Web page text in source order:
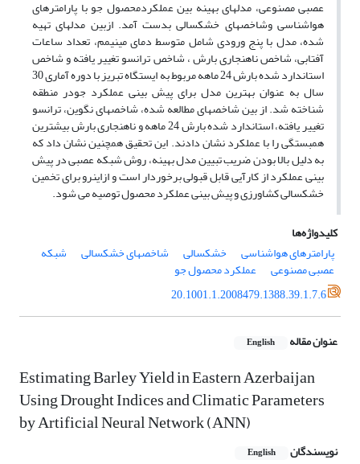
عصبی مصنوعی، مدلهای بهینه بین عملکردمحصول جو با پارامترهای
هواشناسی وشاخصهای خشکسالی بدست آمد. ازبین مدلهای تهیه
شده، مدل با پنج ورودی شامل متوسط دمای مینیمم، تعداد ساعات
آفتابی، شاخص ناهنجاری بارش ، شاخص ترانسو تغییر یافته و شاخص
استاندارد شده بارش 24 ماهه مربوط به ایستگاه تبریز با دوره آماری 30
سال به عنوان بهترین مدل برای پیش بینی عملکرد جودر منطقه
شناخته شد. از بین شاخصهای مطالعه شده، شاخصهای نگوین، ترانسو
تغییر یافته، استاندارد شده بارش 24 ماهه و ناهنجاری بارش بیشترین
همبستگی را با عملکرد نشان دادند. این تحقیق همچنین نشان داد که
به دلیل بالا بودن ضریب تبیین مدل بهینه، روش شبکه عصبی در پیش
بینی عملکرد از کارآیی قابل قبولی برخوردار است و ازاینرو برای تخمین
خشکسالی کشاورزی و پیش بینی عملکرد محصول توصیه می شود.
کلیدواژه‌ها
پارامترهای هواشناسی
خشکسالی شاخصهای خشکسالی شبکه
عصبی مصنوعی
عملکرد محصول جو
20.1001.1.2008479.1388.39.1.7.6
عنوان مقاله English
Estimating Barley Yield in Eastern Azerbaijan
Using Drought Indices and Climatic Parameters
by Artificial Neural Network (ANN)
نویسندگان English